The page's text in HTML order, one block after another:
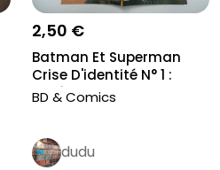
2,50 €
Batman Et Superman
Crise D'identité N° 1 :
Funérai...
BD & Comics
dudu